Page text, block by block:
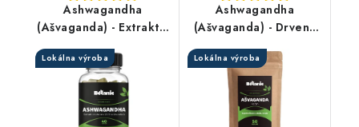
Ashwagandha
(Ašvaganda) - Extrakt z
withanolidov v
kapsuliach
Lokálna výroba
Ashwagandha
(Ašvaganda) - Drvený
Lokálna výroba